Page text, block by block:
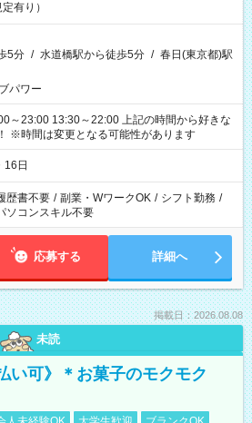
有り）
5分 / 水道橋駅から徒歩5分 / 春日(東京都)駅
パワー
13:30～22:00 上記の時間から好きな
※時間は変更となる可能性があります
16日
歴書不要 / 副業・WワークOK / シフト勤務 /
ソコンスキル不要
応募する 詳細へ
掲載日：2026.08.08
未読
い可》＊お菓子のモクモク